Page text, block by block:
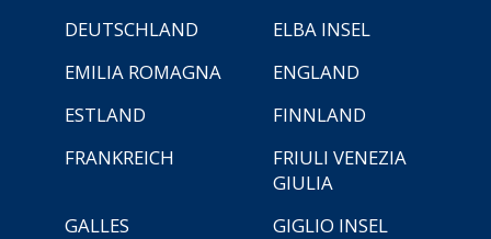
DEUTSCHLAND
ELBA INSEL
EMILIA ROMAGNA
ENGLAND
ESTLAND
FINNLAND
FRANKREICH
FRIULI VENEZIA
GIULIA
GALLES
GIGLIO INSEL